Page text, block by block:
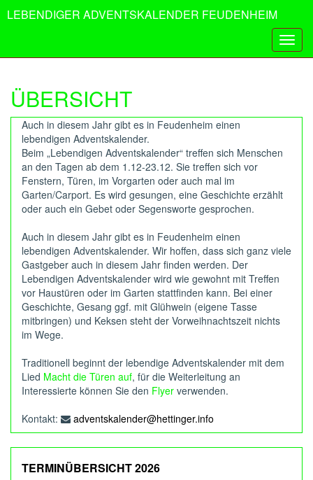
LEBENDIGER ADVENTSKALENDER FEUDENHEIM
ÜBERSICHT
Auch in diesem Jahr gibt es in Feudenheim einen
lebendigen Adventskalender.
Beim „Lebendigen Adventskalender“ treffen sich Menschen
an den Tagen ab dem 1.12-23.12. Sie treffen sich vor
Fenstern, Türen, im Vorgarten oder auch mal im
Garten/Carport. Es wird gesungen, eine Geschichte erzählt
oder auch ein Gebet oder Segensworte gesprochen.
Auch in diesem Jahr gibt es in Feudenheim einen
lebendigen Adventskalender. Wir hoffen, dass sich ganz viele
Gastgeber auch in diesem Jahr finden werden. Der
Lebendigen Adventskalender wird wie gewohnt mit Treffen
vor Haustüren oder im Garten stattfinden kann. Bei einer
Geschichte, Gesang ggf. mit Glühwein (eigene Tasse
mitbringen) und Keksen steht der Vorweihnachtszeit nichts
im Wege.
Traditionell beginnt der lebendige Adventskalender mit dem
Lied Macht die Türen auf, für die Weiterleitung an
Interessierte können Sie den Flyer verwenden.
Kontakt:
adventskalender@hettinger.info
TERMINÜBERSICHT 2026